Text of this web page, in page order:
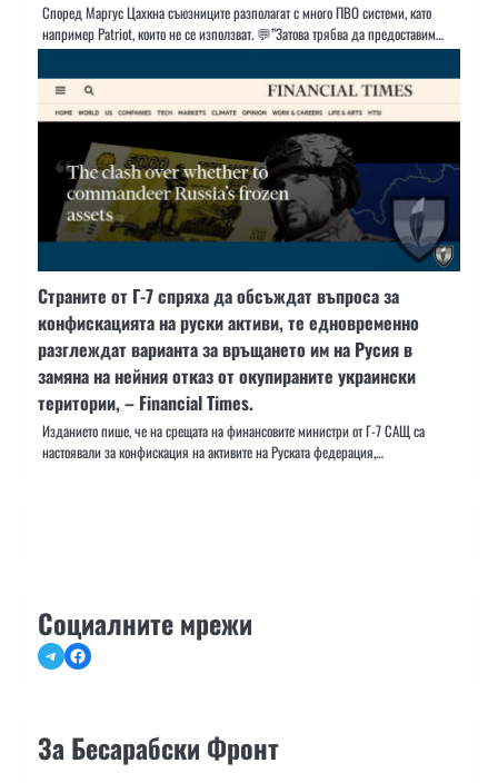
Според Маргус Цахкна съюзниците разполагат с много ПВО системи, като
например Patriot, които не се използват. 💬”Затова трябва да предоставим…
Страните от Г-7 спряха да обсъждат въпроса за
конфискацията на руски активи, те едновременно
разглеждат варианта за връщането им на Русия в
замяна на нейния отказ от окупираните украински
територии, – Financial Times.
Изданието пише, че на срещата на финансовите министри от Г-7 САЩ са
настоявали за конфискация на активите на Руската федерация,…
Социалните мрежи
TelegramFacebook
За Бесарабски Фронт